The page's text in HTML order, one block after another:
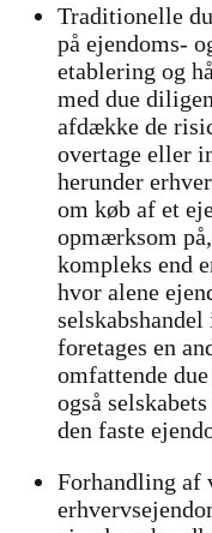
Traditionelle
på ejendoms-
etablering og
med due
afdække de
overtage eller
herunder
om køb af et
opmærksom
kompleks end
hvor alene
foretages en
omfattende
også
den faste
Forhandling af